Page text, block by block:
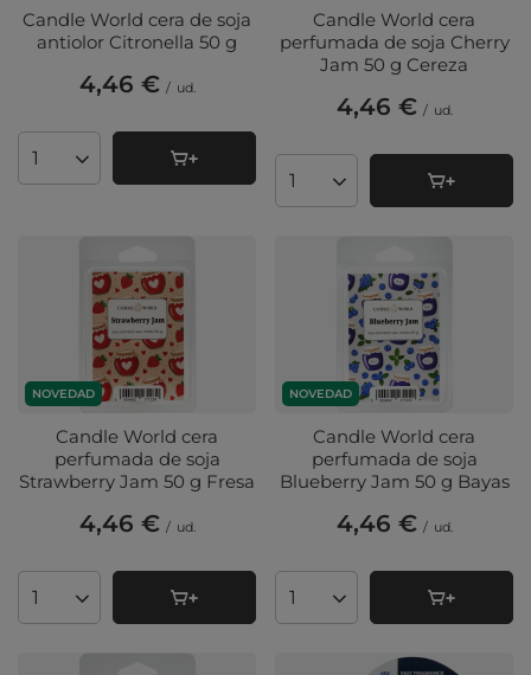
Candle World cera de soja
antiolor Citronella 50 g
4,46 € / ud.
Cantidad de productos
Candle World cera
perfumada de soja Cherry
Jam 50 g Cereza
4,46 € / ud.
Cantidad de productos
NOVEDAD
Candle World cera
perfumada de soja
Strawberry Jam 50 g Fresa
4,46 € / ud.
Cantidad de productos
NOVEDAD
Candle World cera
perfumada de soja
Blueberry Jam 50 g Bayas
4,46 € / ud.
Cantidad de productos